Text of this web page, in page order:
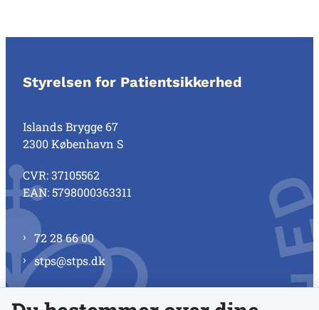
Styrelsen for Patientsikkerhed
Islands Brygge 67
2300 København S
CVR: 37105562
EAN: 5798000363311
72 28 66 00
stps@stps.dk